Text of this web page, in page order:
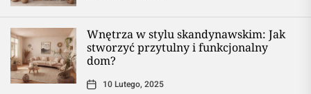
Wnętrza w stylu skandynawskim: Jak
stworzyć przytulny i funkcjonalny
dom?
10 Lutego, 2025